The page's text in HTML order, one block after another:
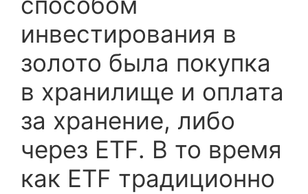
инвестирования в
золото была покупка
в хранилище и оплата
за хранение, либо
через ETF. В то время
как ETF традиционно